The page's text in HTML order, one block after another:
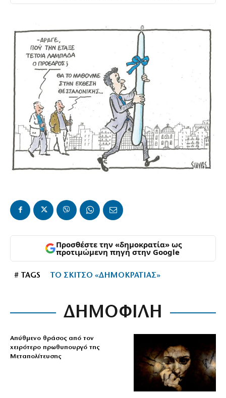
Προσθέστε την «δημοκρατία» ως
προτιμώμενη πηγή στην Google
# TAGS ΤΟ ΣΚΙΤΣΟ «ΔΗΜΟΚΡΑΤΙΑΣ»
ΔΗΜΟΦΙΛΗ
Απύθμενο θράσος από τον
χειρότερο πρωθυπουργό της
Μεταπολίτευσης